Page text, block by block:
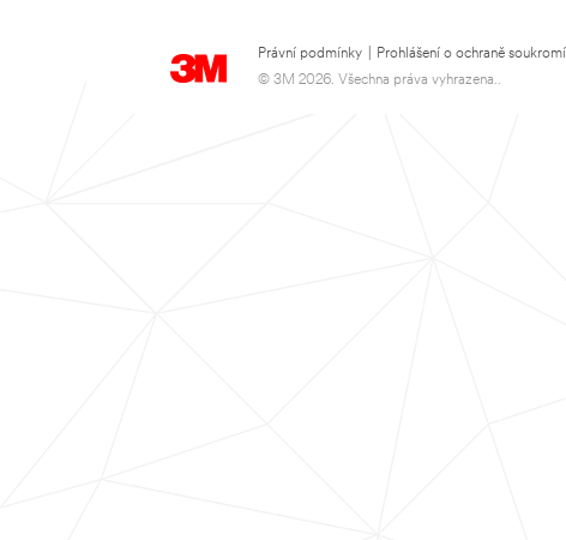
Právní podmínky Prohlášení o ochraně soukromí
© 3M 2026. Všechna práva vyhrazena..